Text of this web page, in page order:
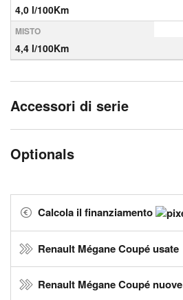
4,0 l/100Km
MISTO
4,4 l/100Km
Accessori di serie
Optionals
Calcola il finanziamento
Renault Mégane Coupé usate
Renault Mégane Coupé nuove